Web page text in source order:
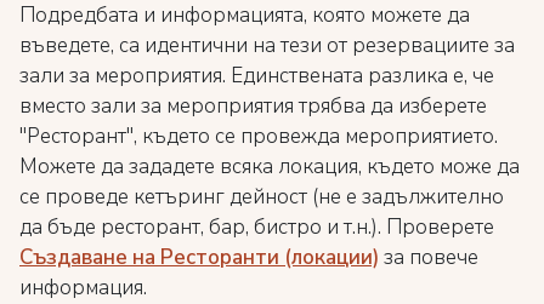
Подредбата и информацията, която можете да
въведете, са идентични на тези от резервациите за
зали за мероприятия. Единствената разлика е, че
вместо зали за мероприятия трябва да изберете
"Ресторант", където се провежда мероприятието.
Можете да зададете всяка локация, където може да
се проведе кетъринг дейност (не е задължително
да бъде ресторант, бар, бистро и т.н.). Проверете
Създаване на Ресторанти (локации) за повече
информация.